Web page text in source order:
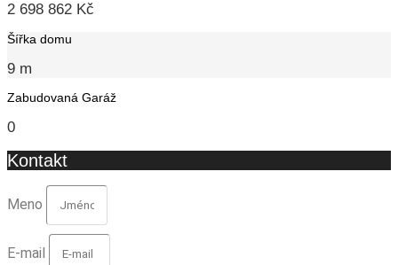
2 698 862 Kč
Šířka domu
9 m
Zabudovaná Garáž
0
Kontakt
Meno
E-mail